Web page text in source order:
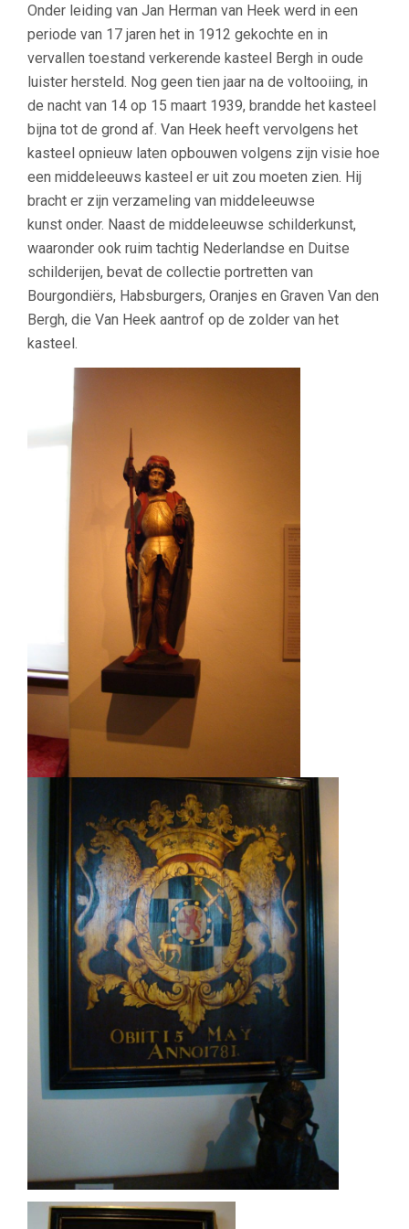
Onder leiding van Jan Herman van Heek werd in een
periode van 17 jaren het in 1912 gekochte en in
vervallen toestand verkerende kasteel Bergh in oude
luister hersteld. Nog geen tien jaar na de voltooiing, in
de nacht van 14 op 15 maart 1939, brandde het kasteel
bijna tot de grond af. Van Heek heeft vervolgens het
kasteel opnieuw laten opbouwen volgens zijn visie hoe
een middeleeuws kasteel er uit zou moeten zien. Hij
bracht er zijn verzameling van middeleeuwse
kunst onder. Naast de middeleeuwse schilderkunst,
waaronder ook ruim tachtig Nederlandse en Duitse
schilderijen, bevat de collectie portretten van
Bourgondiërs, Habsburgers, Oranjes en Graven Van den
Bergh, die Van Heek aantrof op de zolder van het
kasteel.